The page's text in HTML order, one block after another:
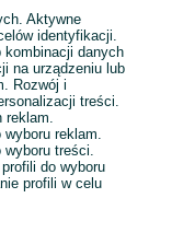
Aktywne
identyfikacji.
kombinacji danych
na urządzeniu lub
Rozwój i
treści.
reklam.
treści.
do wyboru
profili w celu